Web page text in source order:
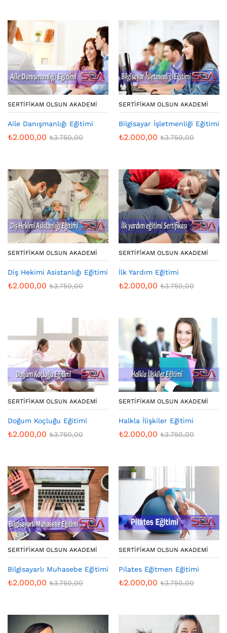
SERTIFIKAM OLSUN AKADEMI
Aile Danışmanlığı Eğitimi
₺2.000,00 ₺3.750,00
SERTIFIKAM OLSUN AKADEMI
Bilgisayar İşletmenliği Eğitimi
₺2.000,00 ₺3.750,00
SERTIFIKAM OLSUN AKADEMI
Diş Hekimi Asistanlığı Eğitimi
₺2.000,00 ₺3.750,00
SERTIFIKAM OLSUN AKADEMI
İlk Yardım Eğitimi
₺2.000,00 ₺3.750,00
SERTIFIKAM OLSUN AKADEMI
Doğum Koçluğu Eğitimi
₺2.000,00 ₺3.750,00
SERTIFIKAM OLSUN AKADEMI
Halkla İlişkiler Eğitimi
₺2.000,00 ₺3.750,00
SERTIFIKAM OLSUN AKADEMI
Bilgisayarlı Muhasebe Eğitimi
₺2.000,00 ₺3.750,00
SERTIFIKAM OLSUN AKADEMI
Pilates Eğitmen Eğitimi
₺2.000,00 ₺3.750,00